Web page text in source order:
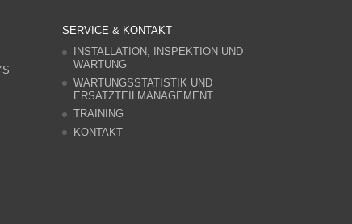
SERVICE & KONTAKT
INSTALLATION, INSPEKTION UND
WARTUNG
WARTUNGSSTATISTIK UND
ERSATZTEILMANAGEMENT
TRAINING
KONTAKT